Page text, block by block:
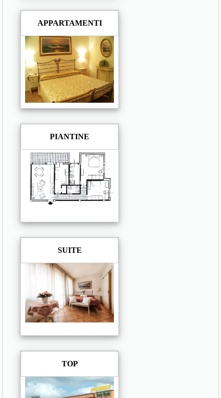
APPARTAMENTI
PIANTINE
SUITE
TOP